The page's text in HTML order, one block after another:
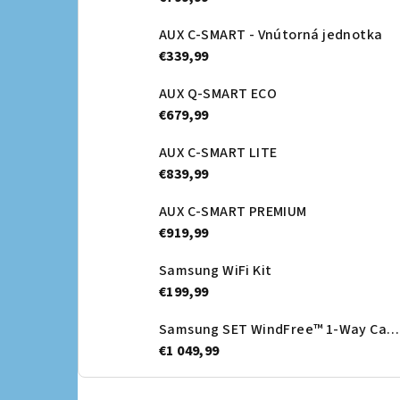
AUX C-SMART - Vnútorná jednotka
€339,99
AUX Q-SMART ECO
€679,99
AUX C-SMART LITE
€839,99
AUX C-SMART PREMIUM
€919,99
Samsung WiFi Kit
€199,99
Samsung SET WindFree™ 1-Way Cassette + Dekoračný panel - vnútorná jednotka
€1 049,99